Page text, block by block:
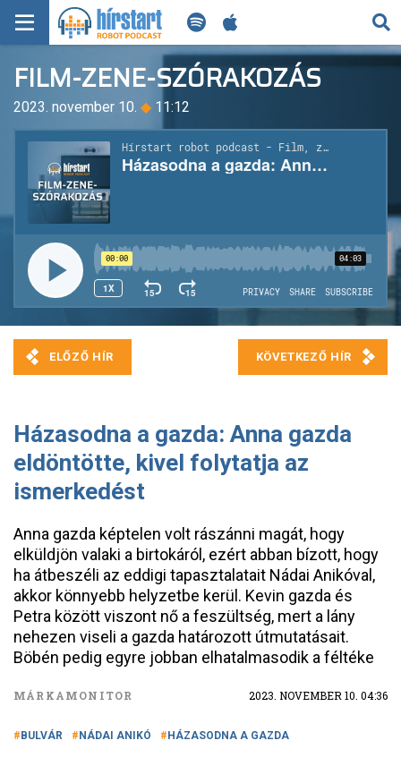
KERESÉS
KEZDŐLAP
FRISS HÍREK
TECH HÍREK
FILM-ZENE-SZÓRAKOZÁS
PLAYLIST
MI AZ A ROBOT PODCAST?
FILM-ZENE-SZÓRAKOZÁS
2023. november 10. ◆ 11:12
Házasodna a gazda: Anna gazda
eldöntötte, kivel folytatja az
ismerkedést
Anna gazda képtelen volt rászánni magát, hogy
elküldjön valaki a birtokáról, ezért abban bízott, hogy
ha átbeszéli az eddigi tapasztalatait Nádai Anikóval,
akkor könnyebb helyzetbe kerül. Kevin gazda és
Petra között viszont nő a feszültség, mert a lány
nehezen viseli a gazda határozott útmutatásait.
Böbén pedig egyre jobban elhatalmasodik a féltéke
MÁRKAMONITOR 2023. NOVEMBER 10. 04:36
BULVÁR NÁDAI ANIKÓ HÁZASODNA A GAZDA